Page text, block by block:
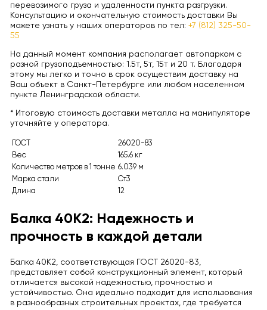
перевозимого груза и удаленности пункта разгрузки.
Консультацию и окончательную стоимость доставки Вы
можете узнать у наших операторов по тел: +7 (812) 325-50-
55
На данный момент компания располагает автопарком с
разной грузоподъемностью: 1.5т, 5т, 15т и 20 т. Благодаря
этому мы легко и точно в срок осуществим доставку на
Ваш объект в Санкт-Петербурге или любом населенном
пункте Ленинградской области.
* Итоговую стоимость доставки металла на манипуляторе
уточняйте у оператора.
ГОСТ
26020-83
Вес
165.6 кг
Количество метров в 1 тонне 6.039 м
Марка стали
Ст3
Длина
12
Балка 40К2: Надежность и
прочность в каждой детали
Балка 40К2, соответствующая ГОСТ 26020-83,
представляет собой конструкционный элемент, который
отличается высокой надежностью, прочностью и
устойчивостью. Она идеально подходит для использования
в разнообразных строительных проектах, где требуется